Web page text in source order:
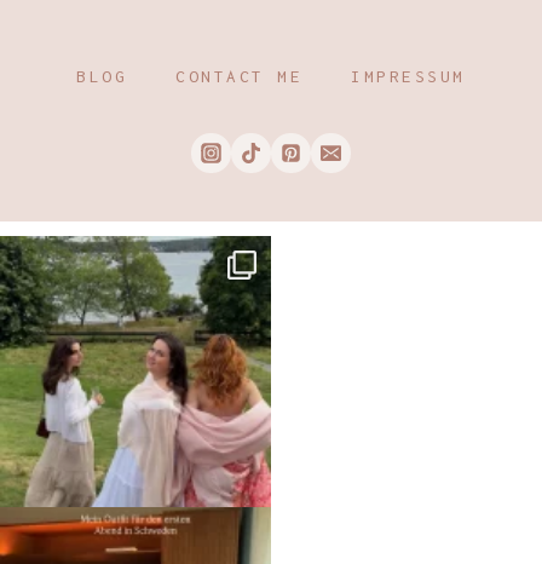
BLOG CONTACT ME IMPRESSUM